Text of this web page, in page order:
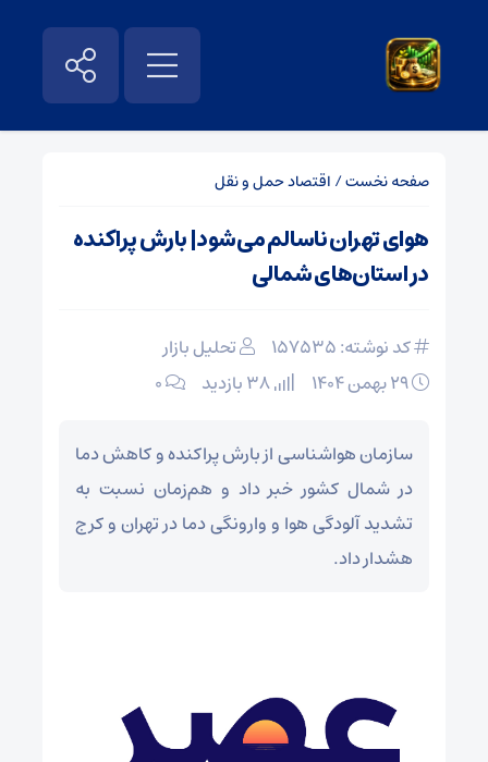
صفحه نخست/ اقتصاد حمل و نقل
هوای تهران ناسالم می‌شود| بارش پراکنده
در استان‌های شمالی
کد نوشته: 157535
تحلیل بازار
۰
سازمان هواشناسی از بارش پراکنده و کاهش دما
در شمال کشور خبر داد و هم‌زمان نسبت به
تشدید آلودگی هوا و وارونگی دما در تهران و کرج
هشدار داد.